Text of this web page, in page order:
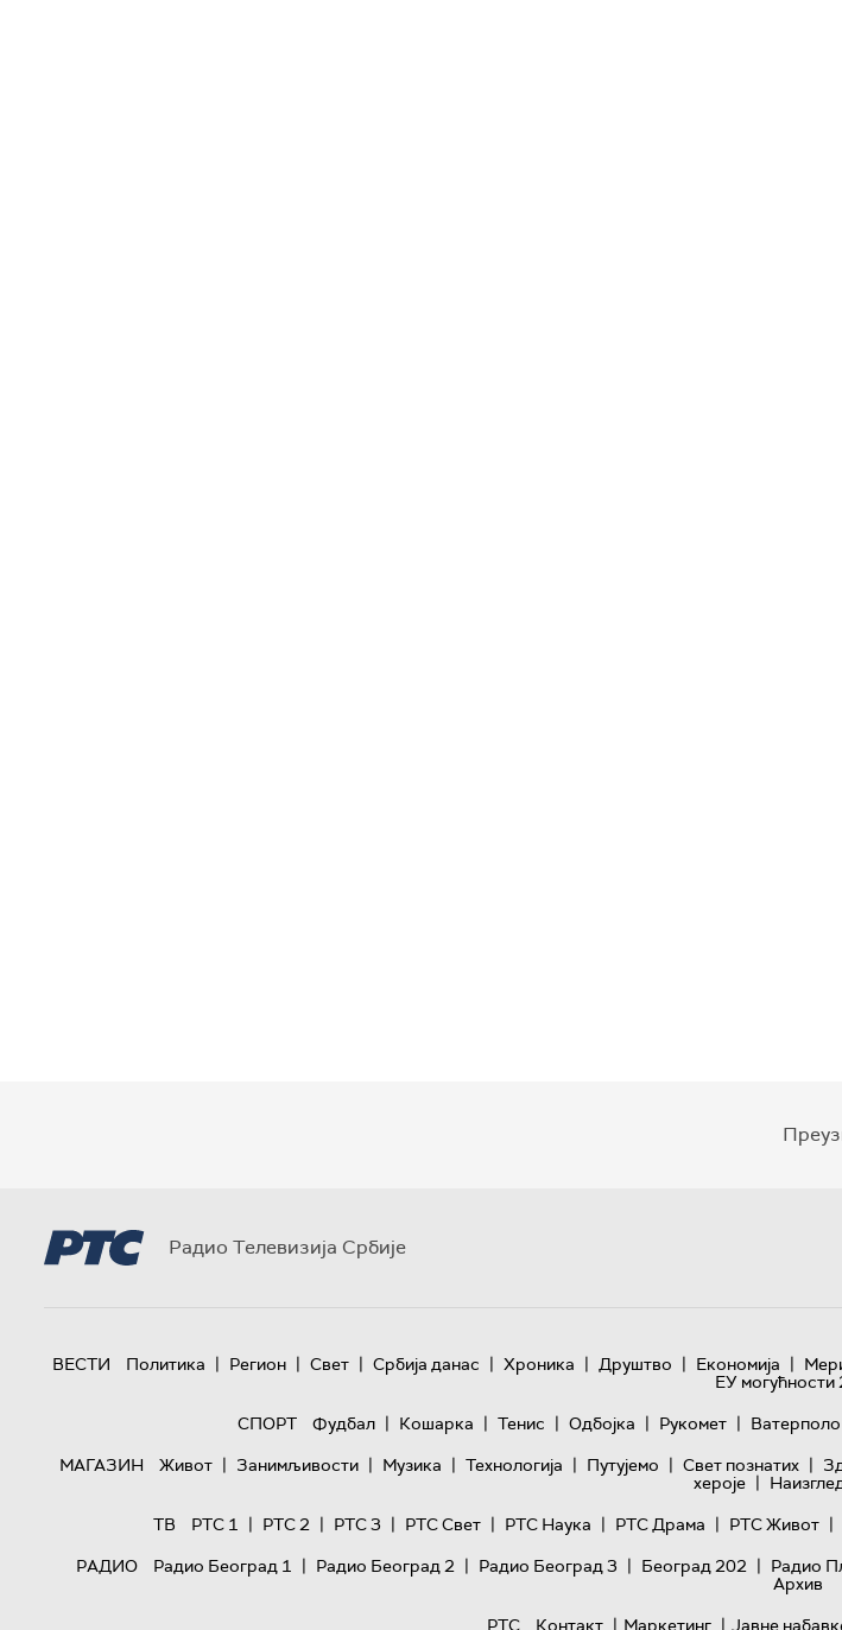
Радио Телевизија Србије
ВЕСТИ Политика | Регион | Свет | Србија данас | Хроника | Друштво | Економија |
ЕУ могућности
СПОРТ
Фудбал | Кошарка | Тенис | Одбојка | Рукомет | Ватерполо
МАГАЗИН
Живот | Занимљивости | Музика | Технологијa | Путујемо | Свет познатих |
хероје |
ТВ
РТС 1 | РТС 2 | РТС 3 | РТС Свет | РТС Наука | РТС Драма | РТС Живот |
РАДИО
Радио Београд 1 | Радио Београд 2 | Радио Београд 3 | Београд 202 | Радио
Архив
РТС
Контакт | Маркетинг | Јавне